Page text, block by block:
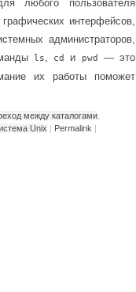
любого пользователя
интерфейсов,
администраторов,
ls, cd и pwd
— это
их работы поможет
между каталогами
Unix | Permalink |